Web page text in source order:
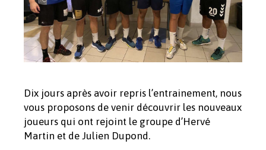
Dix jours après avoir repris l’entrainement, nous
vous proposons de venir découvrir les nouveaux
joueurs qui ont rejoint le groupe d’Hervé
Martin et de Julien Dupond.